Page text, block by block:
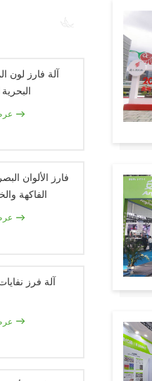
آلة فارز لون
فارز الألوان
الفاكهة
آلة فرز